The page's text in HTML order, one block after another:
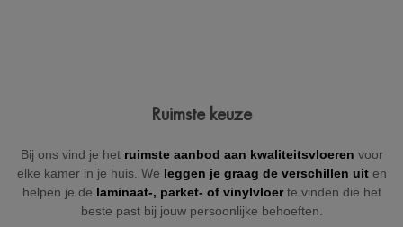
(indien nodig).
Ruimste keuze
Bij ons vind je het ruimste aanbod aan kwaliteitsvloeren voor
elke kamer in je huis. We leggen je graag de verschillen uit en
helpen je de laminaat-, parket- of vinylvloerte vinden die het
beste past bij jouw persoonlijke behoeften.